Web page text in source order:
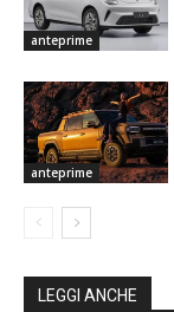
anteprime
anteprime
LEGGI ANCHE